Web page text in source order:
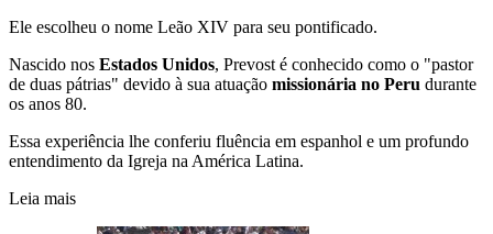
Ele escolheu o nome Leão XIV para seu pontificado.
Nascido nos Estados Unidos, Prevost é conhecido como o "pastor
de duas pátrias" devido à sua atuação missionária no Peru durante
os anos 80.
Essa experiência lhe conferiu fluência em espanhol e um profundo
entendimento da Igreja na América Latina.
Leia mais